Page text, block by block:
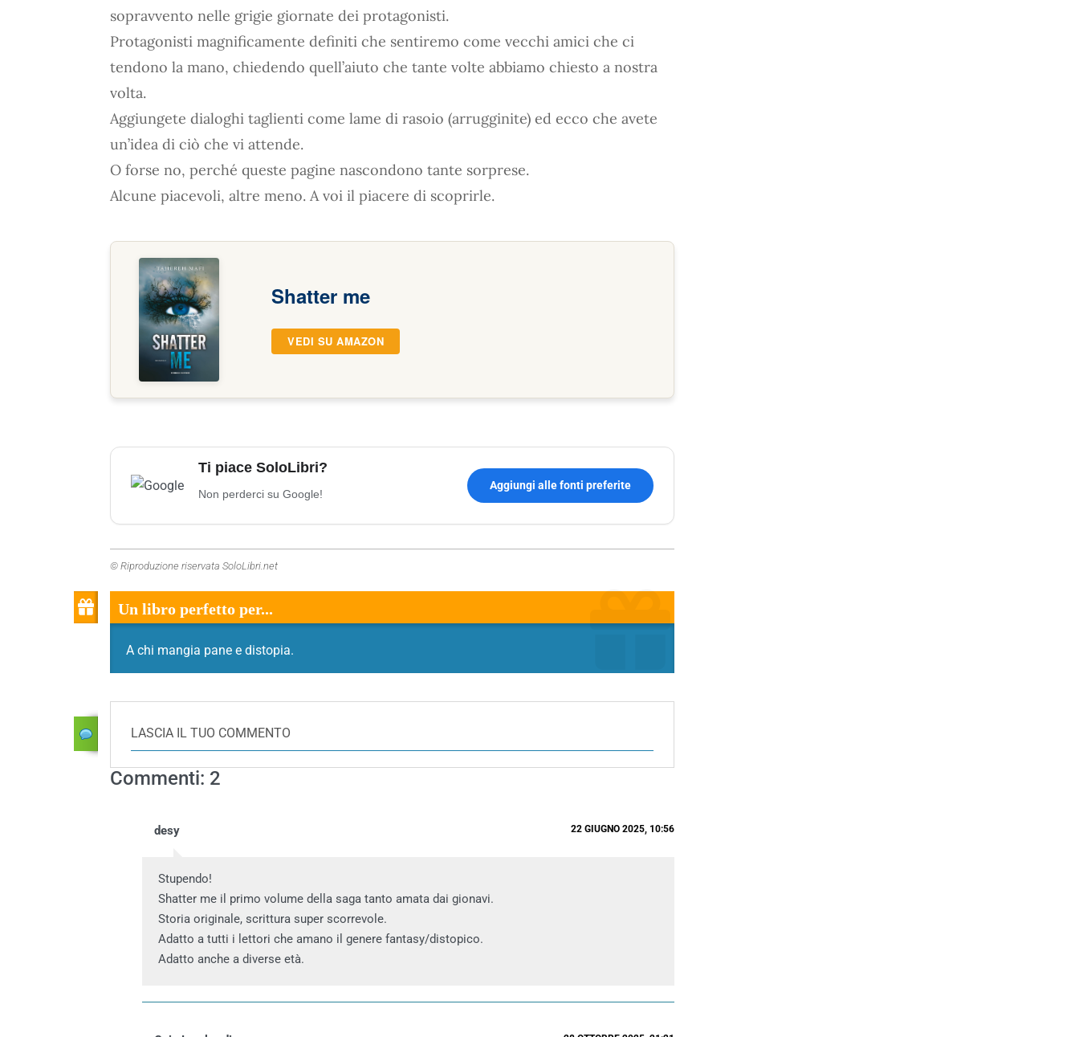
sopravvento nelle grigie giornate dei protagonisti.
Protagonisti magnificamente definiti che sentiremo come vecchi amici che ci
tendono la mano, chiedendo quell’aiuto che tante volte abbiamo chiesto a nostra
volta.
Aggiungete dialoghi taglienti come lame di rasoio (arrugginite) ed ecco che avete
un’idea di ciò che vi attende.
O forse no, perché queste pagine nascondono tante sorprese.
Alcune piacevoli, altre meno. A voi il piacere di scoprirle.
Shatter me
VEDI SU AMAZON
Ti piace SoloLibri?
Non perderci su Google!
Aggiungi alle fonti preferite
© Riproduzione riservata SoloLibri.net
Un libro perfetto per...
A chi mangia pane e distopia.
LASCIA IL TUO COMMENTO
Commenti: 2
desy 22 GIUGNO 2025, 10:56
Stupendo!
Shatter me il primo volume della saga tanto amata dai gionavi.
Storia originale, scrittura super scorrevole.
Adatto a tutti i lettori che amano il genere fantasy/distopico.
Adatto anche a diverse età.